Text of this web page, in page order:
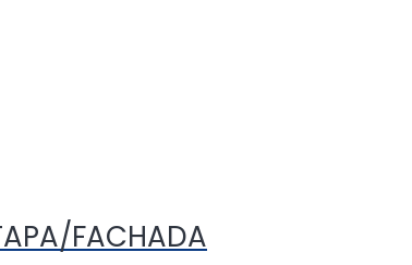
FACHADA